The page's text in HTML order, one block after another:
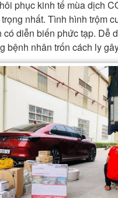
phục kinh tế mùa dịch
nhất. Tình hình trộm
có diễn biến phức tạp. Dễ
bệnh nhân trốn cách ly